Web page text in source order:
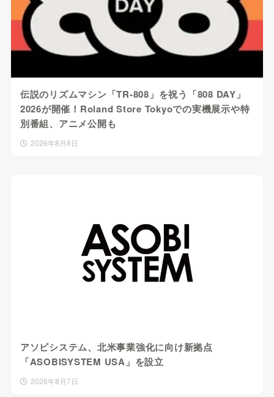
伝説のリズムマシン「TR-808」を祝う「808 DAY」
2026が開催！Roland Store Tokyoでの実機展示や特
別番組、アニメ公開も
2026年8月8日
アソビシステム、北米事業強化に向け新拠点
「ASOBISYSTEM USA」を設立
2026年8月7日